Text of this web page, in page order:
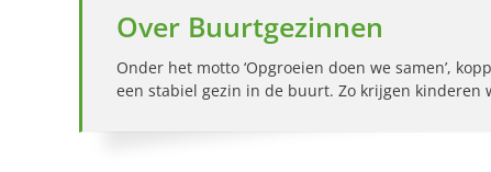
Over Buurtgezinnen
Onder het motto ‘Opgroeien doen we samen’,
een stabiel gezin in de buurt. Zo krijgen